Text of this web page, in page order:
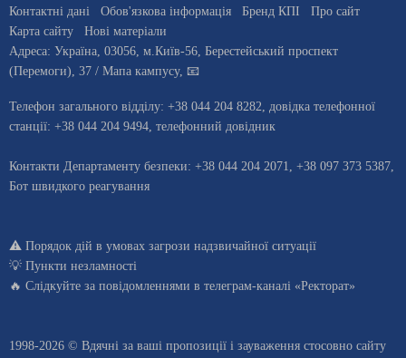
Контактні дані Обов'язкова інформація Бренд КПІ
Про сайт
Карта сайту
Нові матеріали
Адреса: Україна, 03056, м.Київ-56, Берестейський проспект
(Перемоги), 37 / Мапа кампусу, 📧
Телефон загального відділу: +38 044 204 8282, довiдка телефонної
станцiї: +38 044 204 9494, телефонний довідник
Контакти Департаменту безпеки: +38 044 204 2071, +38 097 373 5387,
Бот швидкого реагування
⚠️ Порядок дій в умовах загрози надзвичайної ситуації
💡 Пункти незламності
🔥 Слідкуйте за повідомленнями в телеграм-каналі «Ректорат»
1998-2026 © Вдячні за ваші пропозиції і зауваження стосовно сайту